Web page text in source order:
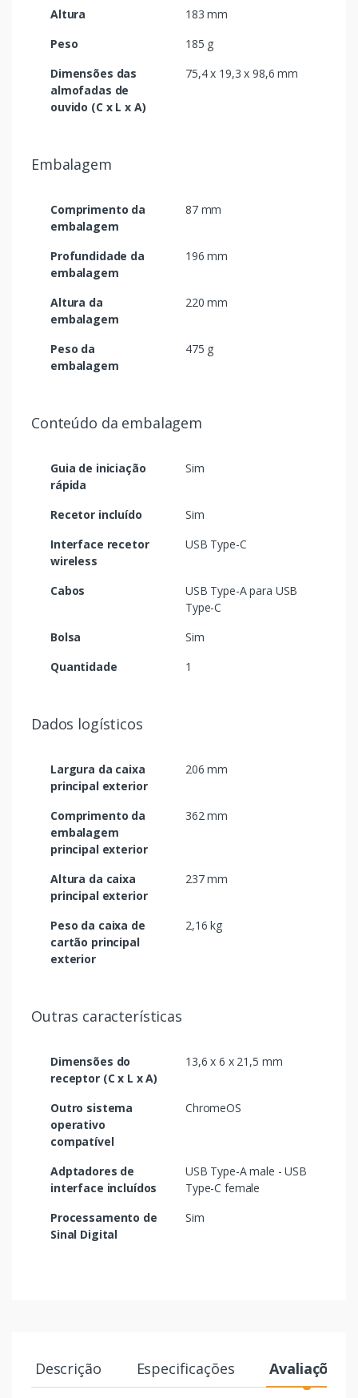
Altura
183 mm
Peso
185 g
Dimensões das
almofadas de
ouvido (C x L x A)
75,4 x 19,3 x 98,6 mm
Embalagem
Comprimento da
embalagem
87 mm
Profundidade da
embalagem
196 mm
Altura da
embalagem
220 mm
Peso da
embalagem
475 g
Conteúdo da embalagem
Guia de iniciação
rápida
Sim
Recetor incluído
Sim
Interface recetor
wireless
USB Type-C
Cabos
USB Type-A para USB
Type-C
Bolsa
Sim
Quantidade
1
Dados logísticos
Largura da caixa
principal exterior
206 mm
Comprimento da
embalagem
principal exterior
362 mm
Altura da caixa
principal exterior
237 mm
Peso da caixa de
cartão principal
exterior
2,16 kg
Outras características
Dimensões do
receptor (C x L x A)
13,6 x 6 x 21,5 mm
Outro sistema
operativo
compatível
ChromeOS
Adptadores de
interface incluídos
USB Type-A male - USB
Type-C female
Processamento de
Sinal Digital
Sim
Descrição Especificações Avaliações